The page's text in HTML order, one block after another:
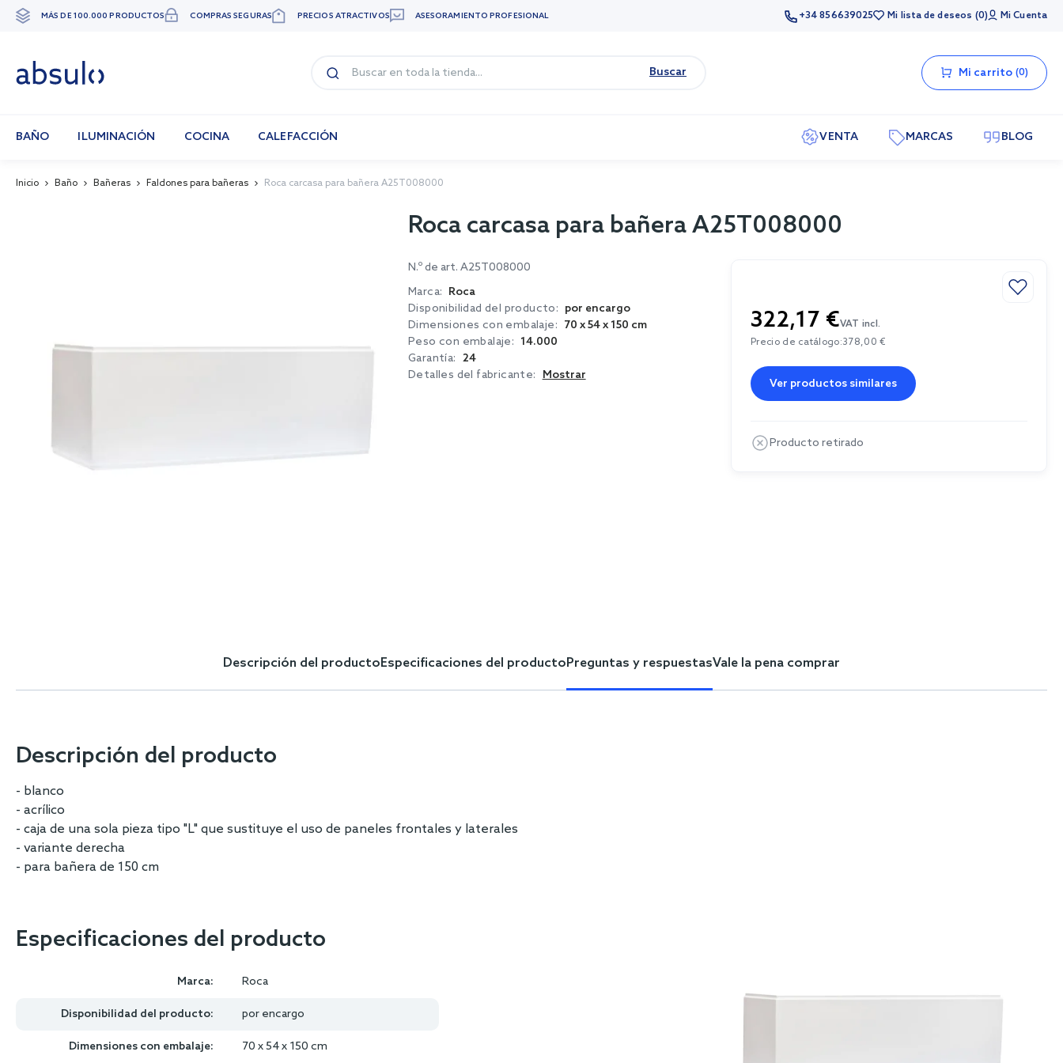
Ir
MÁS DE 100.000 PRODUCTOS COMPRAS SEGURAS PRECIOS ATRACTIVOS ASESORAMIENTO PROFESIONAL +34 856639025 Mi lista de deseos 0 Mi Cuenta
Buscar Mi carrito 0
BAÑO ILUMINACIÓN COCINA CALEFACCIÓN VENTA MARCAS BLOG
Inicio Baño Bañeras Faldones para bañeras Roca carcasa para bañera A25T008000
Roca carcasa para bañera A25T008000
N.º de art. A25T008000
Marca: Roca
Disponibilidad del producto: por encargo
Dimensiones con embalaje: 70 x 54 x 150 cm
Peso con embalaje: 14.000
Garantía: 24
Detalles del fabricante:
Mostrar
322,17 €VAT incl.
Precio de catálogo:378,00 €
Ver productos similares
Producto retirado
Descripción del producto Especificaciones del producto Preguntas y respuestasVale la pena comprar
Descripción del producto
- blanco
- acrílico
- caja de una sola pieza tipo "L" que sustituye el uso de paneles frontales y laterales
- variante derecha
- para bañera de 150 cm
Especificaciones del producto
Marca: Roca
Disponibilidad del producto: por encargo
Dimensiones con embalaje: 70 x 54 x 150 cm